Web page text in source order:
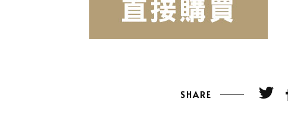
SHARE